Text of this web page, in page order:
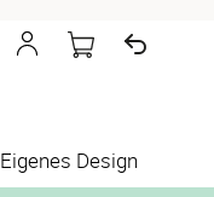
Eigenes Design